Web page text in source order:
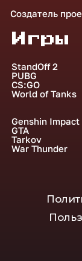
Создатель
Игры
StandOff 2
PUBG
CS:GO
World of Tanks
Genshin Impact
GTA
Tarkov
War Thunder